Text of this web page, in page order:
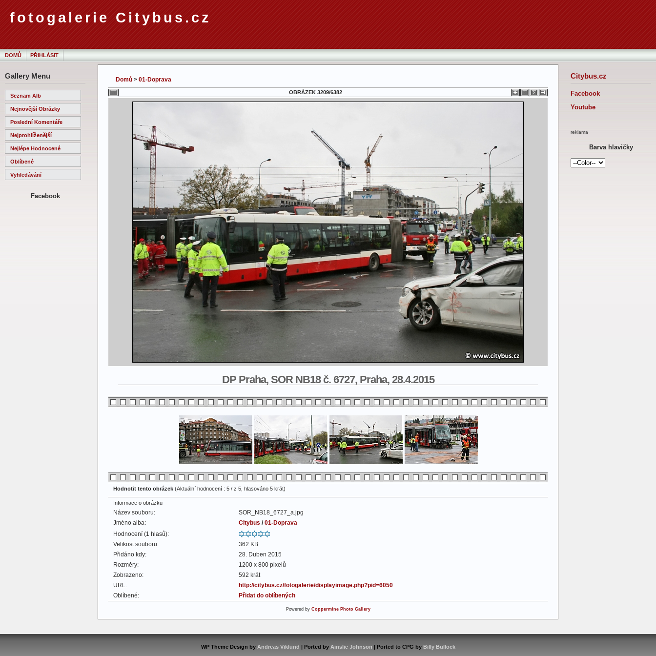
fotogalerie Citybus.cz
DOMŮ PŘIHLÁSIT
Gallery Menu
Seznam Alb
Nejnovější Obrázky
Poslední Komentáře
Nejprohlíženější
Nejlépe Hodnocené
Oblíbené
Vyhledávání
Facebook
Citybus.cz
Facebook
Youtube
reklama
Barva hlavičky
Domů > 01-Doprava
OBRÁZEK 3209/6382
DP Praha, SOR NB18 č. 6727, Praha, 28.4.2015
Hodnotit tento obrázek (Aktuální hodnocení : 5 / z 5, hlasováno 5 krát)
Informace o obrázku
Název souboru:
SOR_NB18_6727_a.jpg
Jméno alba:
Citybus /01-Doprava
Hodnocení (1 hlasů):
Velikost souboru:
362 KB
Přidáno kdy:
28. Duben 2015
Rozměry:
1200 x 800 pixelů
Zobrazeno:
592 krát
URL:
http://citybus.cz/fotogalerie/displayimage.php?pid=6050
Oblíbené:
Přidat do oblíbených
Powered by Coppermine Photo Gallery
WP Theme Design by Andreas Viklund | Ported by Ainslie Johnson | Ported to CPG by Billy Bullock